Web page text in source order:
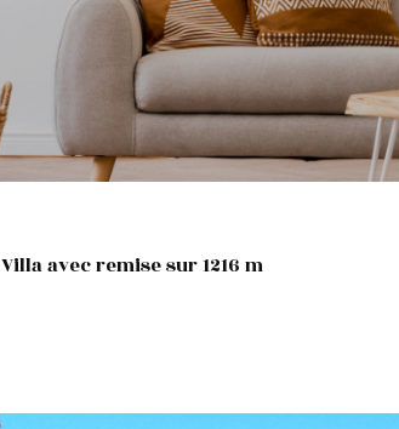
Villa avec remise sur 1216 m